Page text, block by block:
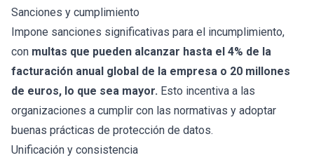
Sanciones y cumplimiento
Impone sanciones significativas para el incumplimiento,
con multas que pueden alcanzar hasta el 4% de la
facturación anual global de la empresa o 20 millones
de euros, lo que sea mayor. Esto incentiva a las
organizaciones a cumplir con las normativas y adoptar
buenas prácticas de protección de datos.
Unificación y consistencia